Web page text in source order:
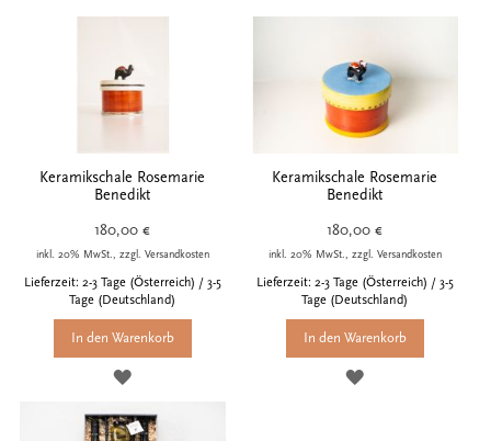
HINZUFÜGEN HINZUFÜGEN
Keramikschale Rosemarie
Benedikt
180,00 €
inkl. 20% MwSt., zzgl. Versandkosten
Lieferzeit: 2-3 Tage (Österreich) / 3-5
Tage (Deutschland)
In den Warenkorb
ZUR
WUNSCHLISTE
Keramikschale Rosemarie
Benedikt
180,00 €
inkl. 20% MwSt., zzgl. Versandkosten
Lieferzeit: 2-3 Tage (Österreich) / 3-5
Tage (Deutschland)
In den Warenkorb
ZUR